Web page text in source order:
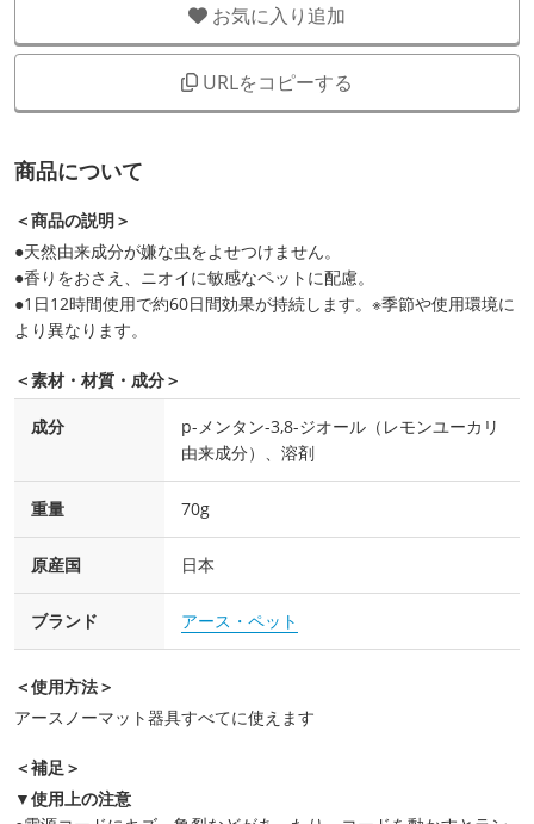
お気に入り追加
URLをコピーする
商品について
＜商品の説明＞
●天然由来成分が嫌な虫をよせつけません。
●香りをおさえ、ニオイに敏感なペットに配慮。
●1日12時間使用で約60日間効果が持続します。※季節や使用環境に
より異なります。
＜素材・材質・成分＞
成分
p-メンタン-3,8-ジオール（レモンユーカリ
由来成分）、溶剤
重量 70g
原産国 日本
ブランド アース・ペット
＜使用方法＞
アースノーマット器具すべてに使えます
＜補足＞
▼使用上の注意